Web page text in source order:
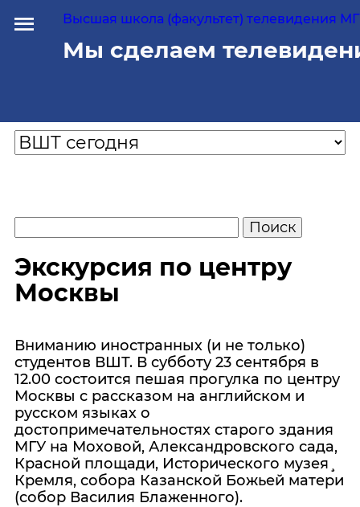
Высшая школа (факультет) телевидения
Мы сделаем
Экскурсия по центру
Москвы
Вниманию иностранных (и не только)
студентов ВШТ. В субботу 23 сентября в
12.00 состоится пешая прогулка по центру
Москвы с рассказом на английском и
русском языках о
достопримечательностях старого здания
МГУ на Моховой, Александровского сада,
Красной площади, Исторического музея¸
Кремля, собора Казанской Божьей матери
(собор Василия Блаженного).